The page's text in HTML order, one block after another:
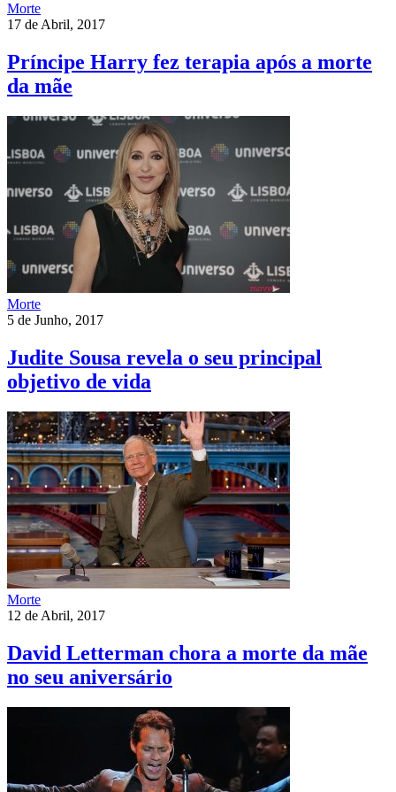
Morte
17 de Abril, 2017
Príncipe Harry fez terapia após a morte
da mãe
Morte
5 de Junho, 2017
Judite Sousa revela o seu principal
objetivo de vida
Morte
12 de Abril, 2017
David Letterman chora a morte da mãe
no seu aniversário